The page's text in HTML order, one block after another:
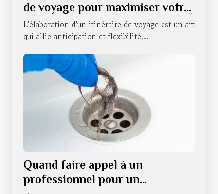
de voyage pour maximiser votre
expérience
L'élaboration d'un itinéraire de voyage est un art
qui allie anticipation et flexibilité,...
Quand faire appel à un
professionnel pour un